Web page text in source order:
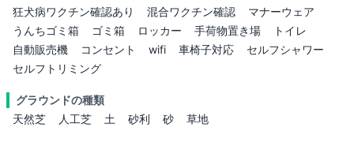
狂犬病ワクチン確認あり
混合ワクチン確認
マナーウェア
うんちゴミ箱
ゴミ箱 ロッカー 手荷物置き場
トイレ
自動販売機
コンセント wifi 車椅子対応
セルフシャワー
セルフトリミング
グラウンドの種類
天然芝
人工芝 土 砂利 砂 草地